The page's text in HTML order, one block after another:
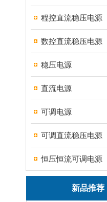
程控直流稳压电源
数控直流稳压电源
稳压电源
直流电源
可调电源
可调直流稳压电源
恒压恒流可调电源
新品推荐